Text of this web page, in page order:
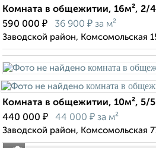
Комната в общежитии, 16м², 2/
590 000 ₽ 36 900 ₽ за м²
Заводской район, Комсомольская
Комната в общежитии, 10м², 5/
440 000 ₽ 44 000 ₽ за м²
Заводской район, Комсомольская